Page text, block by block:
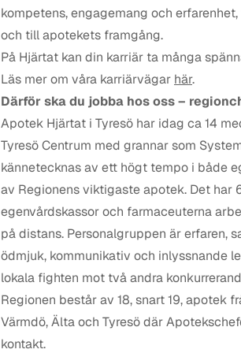
kompetens, engagemang och
och till apotekets framgång.
På Hjärtat kan din karriär ta många
Läs mer om våra karriärvägar här.
Därför ska du jobba hos oss –
Apotek Hjärtat i Tyresö har idag ca 14
Tyresö Centrum med grannar som
kännetecknas av ett högt tempo i både
av Regionens viktigaste apotek. Det har
egenvårdskassor och farmaceuterna
på distans. Personalgruppen är erfaren,
ödmjuk, kommunikativ och inlyssnande
lokala fighten mot två andra
Regionen består av 18, snart 19, apotek
Värmdö, Älta och Tyresö där
kontakt.